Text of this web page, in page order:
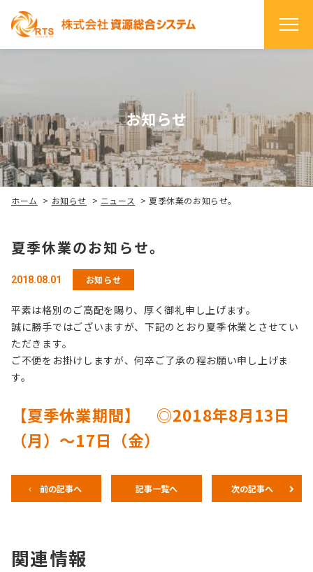
お知らせ
ホーム > お知らせ > ニュース >夏季休業のお知らせ。
夏季休業のお知らせ。
2018.08.01 お知らせ
平素は格別のご高配を賜り、厚く御礼申し上げます。
誠に勝手ではございますが、下記のとおり夏季休業とさせてい
ただきます。
ご不便をお掛けしますが、何卒ご了承の程お願い申し上げま
す。
【夏季休業期間】 ◎2018年8月13日
（月）～17日（金）
前の記事へ 記事一覧へ 次の記事へ
関連情報